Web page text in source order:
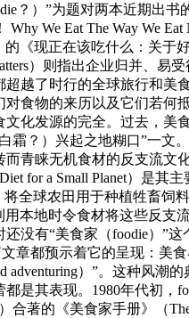
？）”为题对两本近期出
Why We Eat The Way We
《现正在该吃什么：关于
）则指出企业归并、
越了时行的全球旅行和
食物的来历以及它们若
化发源的完全。过去，美
霜？）兴起之地糊口”一
青睐无机食材的反支流文
for a Small Planet）是
全球农田用于种植牲畜饲
用本地时令食材将这些反
没有“美食家（foodie）”这
文章都预示着它的呈现：
adventuring）”。这种风
是其表现。1980年代初，
合著的《美食家手册》（